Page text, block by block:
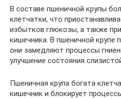
В составе пшеничной крупы
клетчатки, что
избытков глюкозы, а также
кишечника. В пшеничной крупе
они замедляют процессы
улучшение состояния
Пшеничная крупа богата
кишечник и блокирует